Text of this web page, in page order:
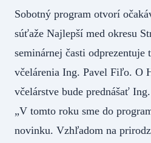
Sobotný program otvorí
súťaže Najlepší med okresu
seminárnej časti odprezentuje
včelárenia Ing. Pavel Fiľo. O
včelárstve bude prednášať
„V tomto roku sme do
novinku. Vzhľadom na